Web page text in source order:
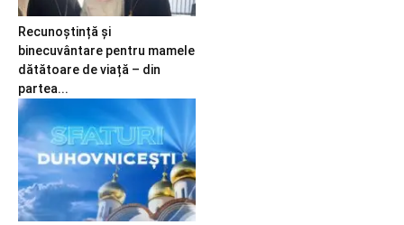
Recunoștință și
binecuvântare pentru mamele
dătătoare de viață – din
partea...